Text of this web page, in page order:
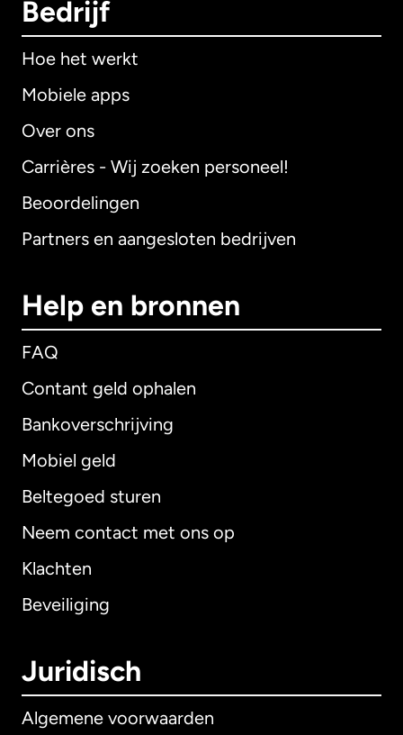
Bedrijf
Hoe het werkt
Mobiele apps
Over ons
Carrières - Wij zoeken personeel!
Beoordelingen
Partners en aangesloten bedrijven
Help en bronnen
FAQ
Contant geld ophalen
Bankoverschrijving
Mobiel geld
Beltegoed sturen
Neem contact met ons op
Klachten
Beveiliging
Juridisch
Algemene voorwaarden